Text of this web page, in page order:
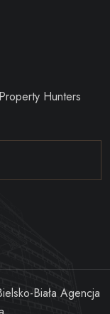
Hunters
Biała Agencja